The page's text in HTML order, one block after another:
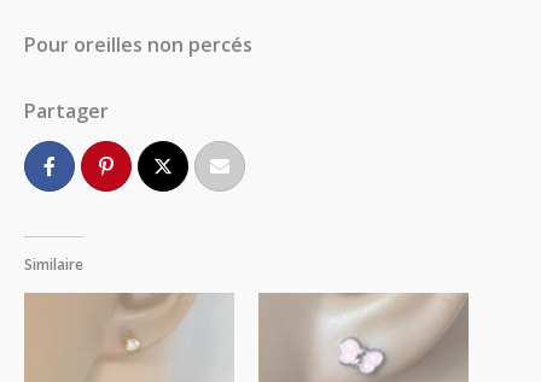
Pour oreilles non percés
Partager
Similaire